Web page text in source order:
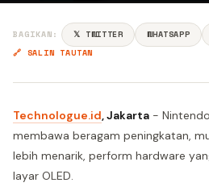
BAGIKAN: 𝕏 TWITTER WHATSAPP
🔗 SALIN TAUTAN
Technologue.id, Jakarta -
membawa beragam peningkatan,
lebih menarik, perform hardware
layar OLED.